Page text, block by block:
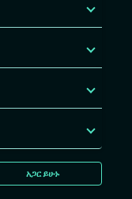
አጋር ይሁኑ